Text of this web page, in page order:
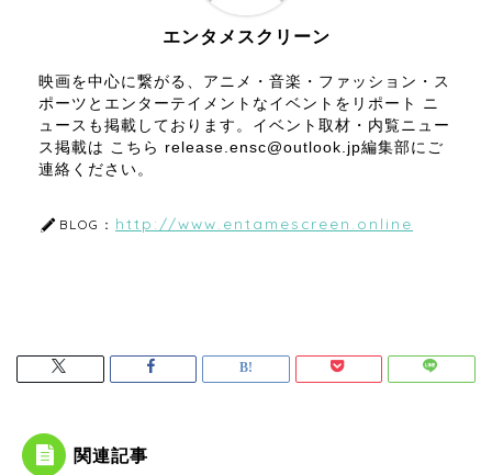
エンタメスクリーン
映画を中心に繋がる、アニメ・音楽・ファッション・ス
ポーツとエンターテイメントなイベントをリポート ニ
ュースも掲載しております。イベント取材・内覧ニュー
ス掲載は こちら release.ensc@outlook.jp編集部にご
連絡ください。
BLOG： http://www.entamescreen.online
関連記事